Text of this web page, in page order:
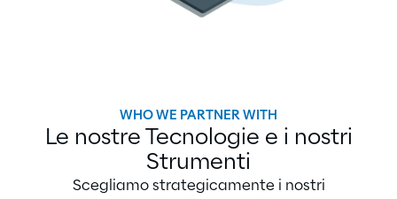
WHO WE PARTNER WITH
Le nostre Tecnologie e i nostri
Strumenti
Scegliamo strategicamente i nostri